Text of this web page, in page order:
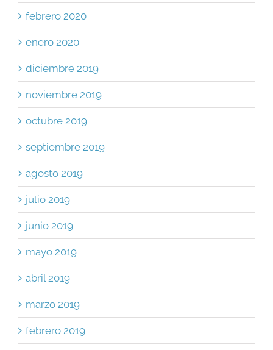
febrero 2020
enero 2020
diciembre 2019
noviembre 2019
octubre 2019
septiembre 2019
agosto 2019
julio 2019
junio 2019
mayo 2019
abril 2019
marzo 2019
febrero 2019